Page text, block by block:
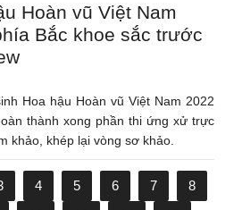
Hoàn vũ Việt Nam
Bắc khoe sắc trước
Hoa hậu Hoàn vũ Việt Nam 2022
thành xong phần thi ứng xử trực
khảo, khép lại vòng sơ khảo.
4 5 6 7
8